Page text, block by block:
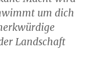
um dich
Landschaft